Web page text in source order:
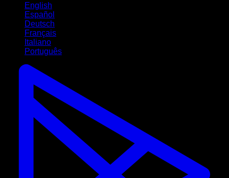
English
Español
Deutsch
Français
Italiano
Português